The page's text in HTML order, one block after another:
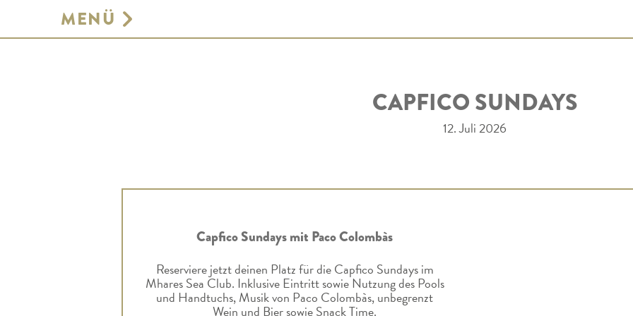
MENÜ
GASTRONOMIE
CAPFICO SUNDAYS
12. Juli 2026
Capfico Sundays mit Paco Colombàs
Reserviere jetzt deinen Platz für die Capfico Sundays im
Mhares Sea Club. Inklusive Eintritt sowie Nutzung des Pools
und Handtuchs, Musik von Paco Colombàs, unbegrenzt
Wein und Bier sowie Snack Time.